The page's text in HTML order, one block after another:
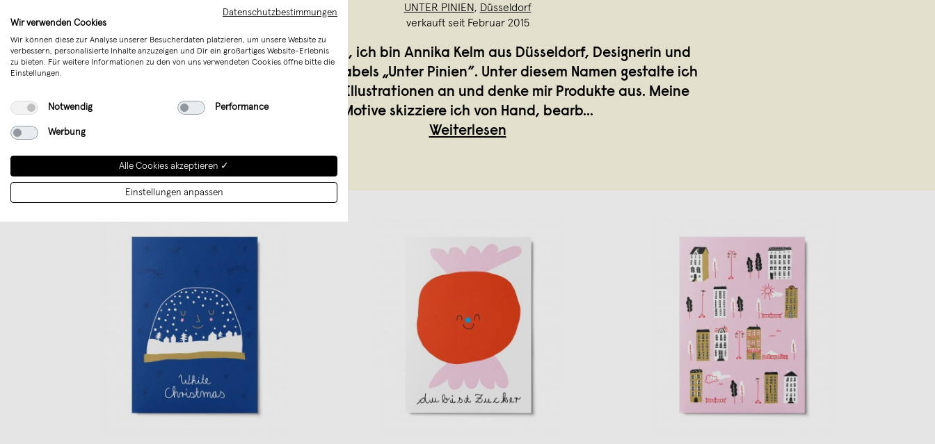
UNTER PINIEN, Düsseldorf
verkauft seit Februar 2015
HEY & BONJOUR, ich bin Annika Kelm aus Düsseldorf, Designerin und
Gründerin des Labels „Unter Pinien“. Unter diesem Namen gestalte ich
Muster, fertige Illustrationen an und denke mir Produkte aus. Meine
Motive skizziere ich von Hand, bearb...
Weiterlesen
Datenschutzbestimmungen
Wir verwenden Cookies
Wir können diese zur Analyse unserer Besucherdaten platzieren, um unsere Website zu
verbessern, personalisierte Inhalte anzuzeigen und Dir ein großartiges Website-Erlebnis
zu bieten. Für weitere Informationen zu den von uns verwendeten Cookies öffne bitte die
Einstellungen.
Notwendig Performance
Werbung
Alle Cookies akzeptieren ✓
Einstellungen anpassen